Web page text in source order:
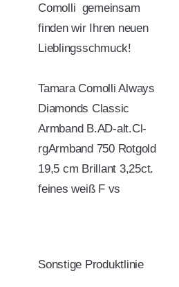
Comolli  gemeinsam
finden wir Ihren neuen
Lieblingsschmuck!
Tamara Comolli Always
Diamonds Classic
Armband B.AD-alt.Cl-
rgArmband 750 Rotgold
19,5 cm Brillant 3,25ct.
feines weiß F vs
Sonstige Produktlinie